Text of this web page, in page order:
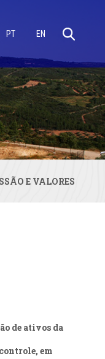
PT EN
E VALORES
de ativos da
em